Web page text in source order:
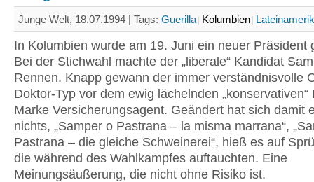
Junge Welt, 18.07.1994 | Tags: Guerilla Kolumbien
In Kolumbien wurde am 19. Juni ein neuer Präsident
Bei der Stichwahl machte der „liberale“ Kandidat
Rennen. Knapp gewann der immer verständnisvolle
Doktor-Typ vor dem ewig lächelnden „konservativen“
Marke Versicherungsagent. Geändert hat sich damit
nichts, „Samper o Pastrana – la misma marrana“,
Pastrana – die gleiche Schweinerei“, hieß es auf
die während des Wahlkampfes auftauchten. Eine
Meinungsäußerung, die nicht ohne Risiko ist.